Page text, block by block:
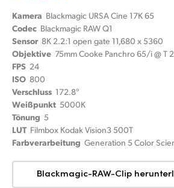
Kamera Blackmagic URSA Cine 17K 65
Codec Blackmagic RAW Q1
Sensor 8K 2.2:1 open gate 11,680 x 5360
Objektive 75mm Cooke Panchro 65/i @ T
FPS 24
ISO 800
Verschluss 172.8°
Weißpunkt 5000K
Tönung 5
LUT Filmbox Kodak Vision3 500T
Farbverarbeitung Generation 5 Color
Blackmagic-RAW-Clip